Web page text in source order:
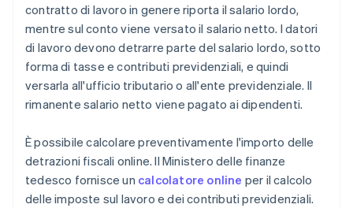
contratto di lavoro in genere riporta il salario lordo,
mentre sul conto viene versato il salario netto. I datori
di lavoro devono detrarre parte del salario lordo, sotto
forma di tasse e contributi previdenziali, e quindi
versarla all'ufficio tributario o all'ente previdenziale. Il
rimanente salario netto viene pagato ai dipendenti.
È possibile calcolare preventivamente l'importo delle
detrazioni fiscali online. Il Ministero delle finanze
tedesco fornisce un calcolatore online per il calcolo
delle imposte sul lavoro e dei contributi previdenziali.